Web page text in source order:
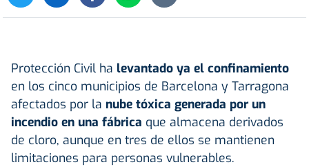
Protección Civil ha levantado ya el confinamiento
en los cinco municipios de Barcelona y Tarragona
afectados por la nube tóxica generada por un
incendio en una fábrica que almacena derivados
de cloro, aunque en tres de ellos se mantienen
limitaciones para personas vulnerables.